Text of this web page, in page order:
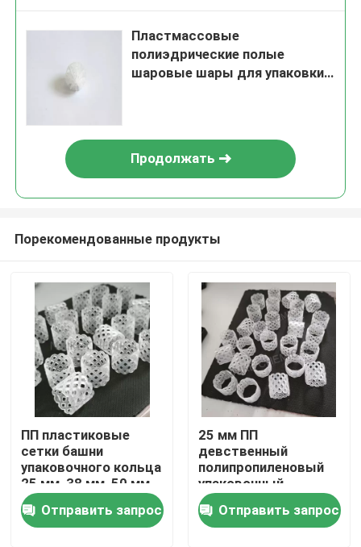
Домой
Продукты
Пластмассовые
полиэдрические полые
шаровые шары для упаковки
Продолжать
Порекомендованные продукты
ПП пластиковые
сетки башни
упаковочного кольца
25 мм, 38 мм, 50 мм
для мочевой
единицы в
промышленности
Отправить запрос
25 мм ПП
девственный
полипропиленовый
упаковочный
кровать TP кольцо
для мочевой
установки
Отправить запрос